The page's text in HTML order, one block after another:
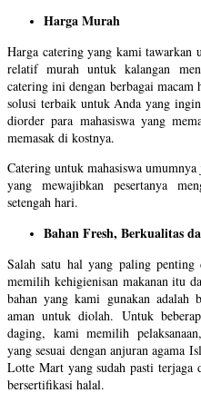
Harga Murah
Harga catering yang kami tawarkan
relatif murah untuk kalangan
catering ini dengan berbagai
solusi terbaik untuk Anda yang
diorder para mahasiswa yang
memasak di kostnya.
Catering untuk mahasiswa
yang mewajibkan pesertanya
setengah hari.
Bahan Fresh, Berkualitas
Salah satu hal yang paling penting
memilih kehigienisan makanan itu
bahan yang kami gunakan adalah
aman untuk diolah. Untuk
daging, kami memilih
yang sesuai dengan anjuran agama
Lotte Mart yang sudah pasti terjaga
bersertifikasi halal.